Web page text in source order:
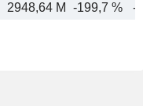
2948,64 M -199,7 % -